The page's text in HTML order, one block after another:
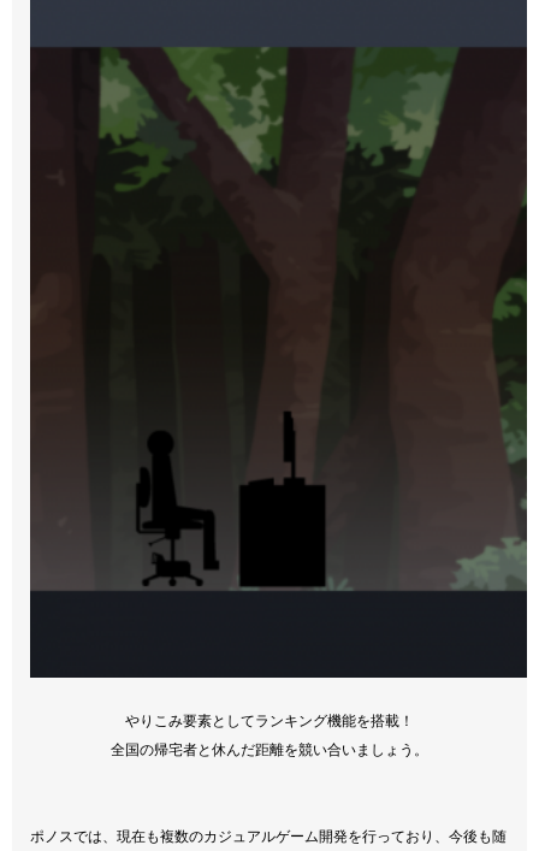
やりこみ要素としてランキング機能を搭載！
全国の帰宅者と休んだ距離を競い合いましょう。
ポノスでは、現在も複数のカジュアルゲーム開発を行っており、今後も随